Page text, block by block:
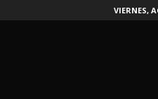
VIERNES,